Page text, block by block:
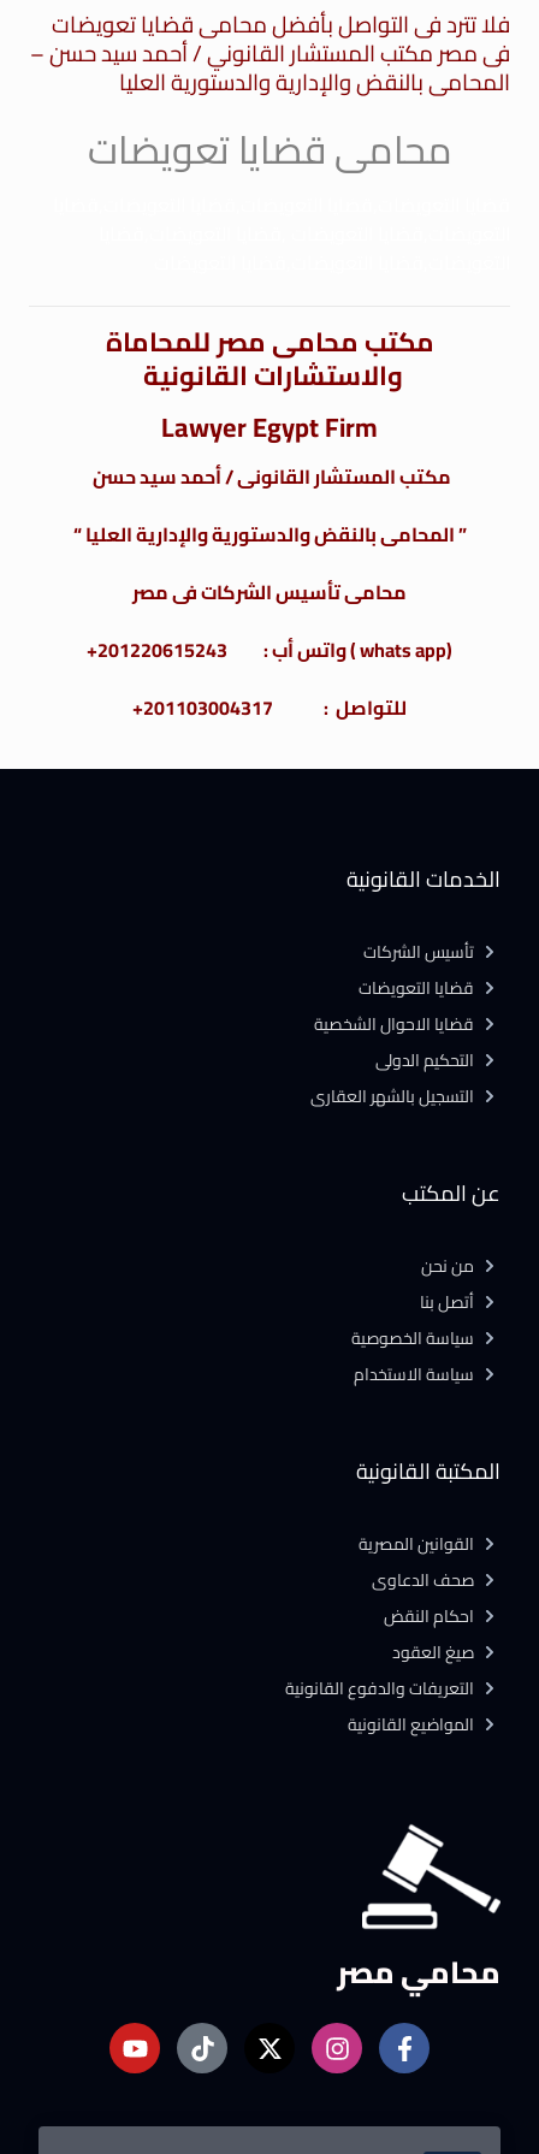
فلا تترد فى التواصل بأفضل محامى قضايا تعويضات
فى مصر مكتب المستشار القانوني / أحمد سيد حسن –
المحامى بالنقض والإدارية والدستورية العليا
محامى قضايا تعويضات
مكتبمحامىمصر للمحاماة
والاستشارات القانونية
Lawyer Egypt Firm
مكتب المستشار القانونى / أحمد سيد حسن
” المحامى بالنقض والدستورية والإدارية العليا “
محامى تأسيس الشركات فى مصر
(whats app ) واتس أب : 201220615243+
للتواصل : 201103004317+
محامي مصر
المكتبة القانونية
القوانين المصرية
صحف الدعاوى
احكام النقض
صيغ العقود
التعريفات والدفوع القانونية
المواضيع القانونية
عن المكتب
من نحن
أتصل بنا
سياسة الخصوصية
سياسة الاستخدام
الخدمات القانونية
تأسيس الشركات
قضايا التعويضات
قضايا الاحوال الشخصية
التحكيم الدولى
التسجيل بالشهر العقارى